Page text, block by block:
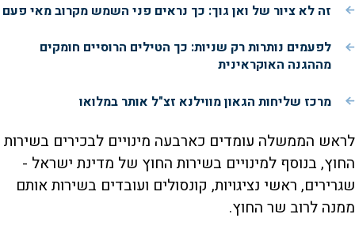
זה לא ציור של ואן גוך: כך נראים פני השמש מקרוב מאי פעם
לפעמים נותרות רק שניות: כך הטילים הרוסיים חומקים
מההגנה האוקראינית
מרכז שליחות הגאון מווילנא זצ"ל אותר במלואו
לראש הממשלה עומדים כארבעה מינויים לבכירים בשירות
החוץ, בנוסף למינויים בשירות החוץ של מדינת ישראל -
שגרירים, ראשי נציגויות, קונסולים ועובדים בשירות אותם
ממנה לרוב שר החוץ.